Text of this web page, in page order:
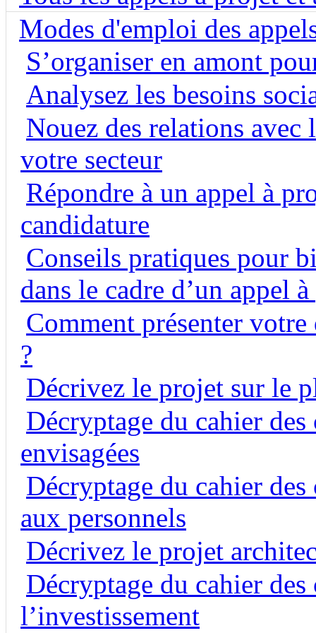
Modes d'emploi des
S’organiser en amont
Analysez les besoins
Nouez des relations avec
votre secteur
Répondre à un appel à
candidature
Conseils pratiques pour
dans le cadre d’un appel
Comment présenter
?
Décrivez le projet sur le
Décryptage du cahier
envisagées
Décryptage du cahier
aux personnels
Décrivez le projet
Décryptage du cahier
l’investissement